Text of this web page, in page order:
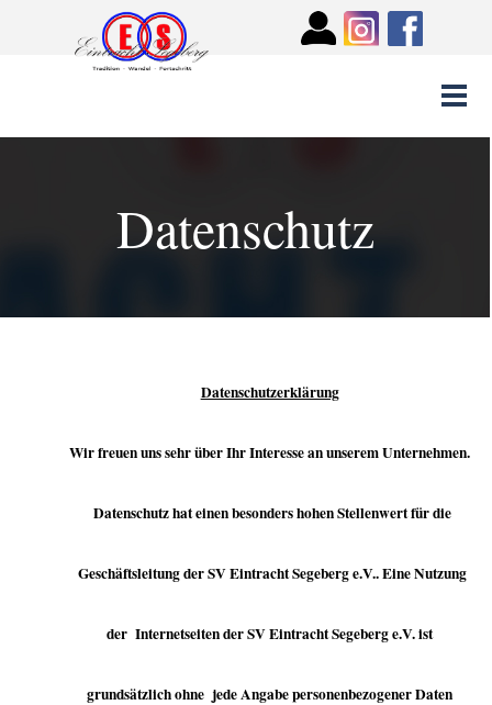
Datenschutz
Datenschutzerklärung
Wir freuen uns sehr über Ihr Interesse an unserem Unternehmen.
Datenschutz hat einen besonders hohen Stellenwert für die
Geschäftsleitung der SV Eintracht Segeberg e.V.. Eine Nutzung
der Internetseiten der SV Eintracht Segeberg e.V. ist
grundsätzlich ohne jede Angabe personenbezogener Daten